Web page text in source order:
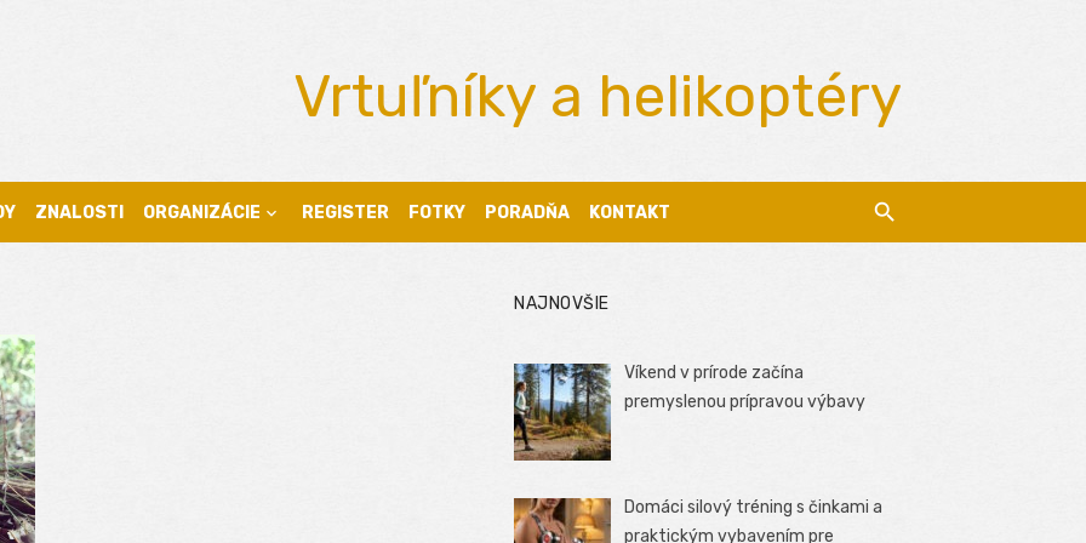
Vrtuľníky a helikoptéry
ZNALOSTI ORGANIZÁCIE REGISTER FOTKY PORADŇA KONTAKT
NAJNOVŠIE
Víkend v prírode začína
premyslenou prípravou výbavy
Domáci silový tréning s činkami a
praktickým vybavením pre